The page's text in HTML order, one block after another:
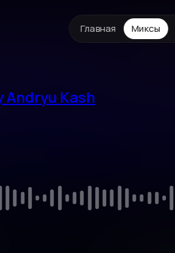
Главная Миксы
Andryu Kash